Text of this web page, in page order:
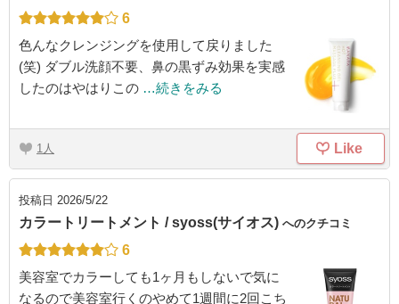
6
色んなクレンジングを使用して戻りました
(笑) ダブル洗顔不要、鼻の黒ずみ効果を実感
したのはやはりこの …続きをみる
1 Like
投稿日 2026/5/22
カラートリートメント / syoss(サイオス) へのクチコミ
6
美容室でカラーしても1ヶ月もしないで気に
なるので美容室行くのやめて1週間に2回こち